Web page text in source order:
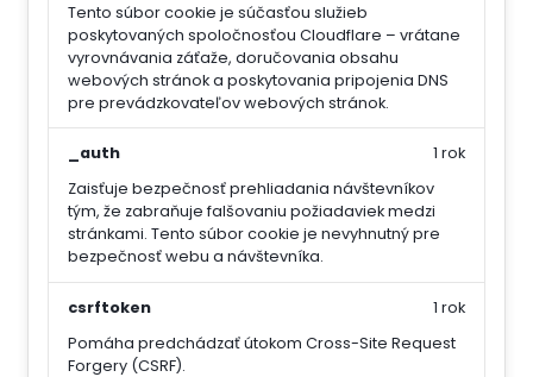
Tento súbor cookie je súčasťou služieb
poskytovaných spoločnosťou Cloudflare – vrátane
vyrovnávania záťaže, doručovania obsahu
webových stránok a poskytovania pripojenia DNS
pre prevádzkovateľov webových stránok.
_auth
Zaisťuje bezpečnosť prehliadania návštevníkov
tým, že zabraňuje falšovaniu požiadaviek medzi
stránkami. Tento súbor cookie je nevyhnutný pre
bezpečnosť webu a návštevníka.
1 rok
csrftoken
Pomáha predchádzať útokom Cross-Site Request
Forgery (CSRF).
1 rok